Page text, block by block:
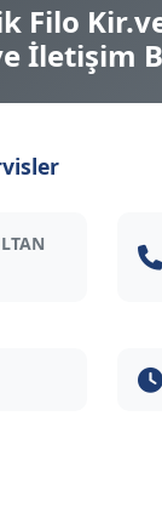
Filo
İletişim